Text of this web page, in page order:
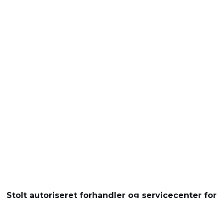
Stolt autoriseret forhandler og servicecenter for